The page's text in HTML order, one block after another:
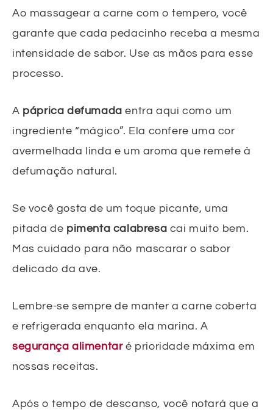
Ao massagear a carne com o tempero, você
garante que cada pedacinho receba a mesma
intensidade de sabor. Use as mãos para esse
processo.
A páprica defumada entra aqui como um
ingrediente “mágico”. Ela confere uma cor
avermelhada linda e um aroma que remete à
defumação natural.
Se você gosta de um toque picante, uma
pitada de pimenta calabresa cai muito bem.
Mas cuidado para não mascarar o sabor
delicado da ave.
Lembre-se sempre de manter a carne coberta
e refrigerada enquanto ela marina. A
segurança alimentaré prioridade máxima em
nossas receitas.
Após o tempo de descanso, você notará que a